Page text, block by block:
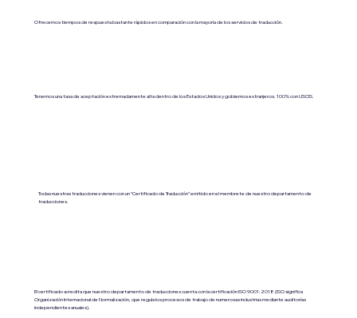
Ofrecemos tiempos de respuesta bastante rápidos en comparación con la mayoría de los servicios de traducción.
Tenemos una tasa de aceptación extremadamente alta dentro de los Estados Unidos y gobiernos extranjeros. 100% con USCIS.
Todas nuestras traducciones vienen con un “Certificado de Traducción” emitido en el membrete de nuestro departamento de
traducciones.
El certificado acredita que nuestro departamento de traducciones cuenta con la certificación ISO 9001:2018 (ISO significa
Organización Internacional de Normalización, que regula los procesos de trabajo de numerosas industrias mediante auditorías
independientes anuales).